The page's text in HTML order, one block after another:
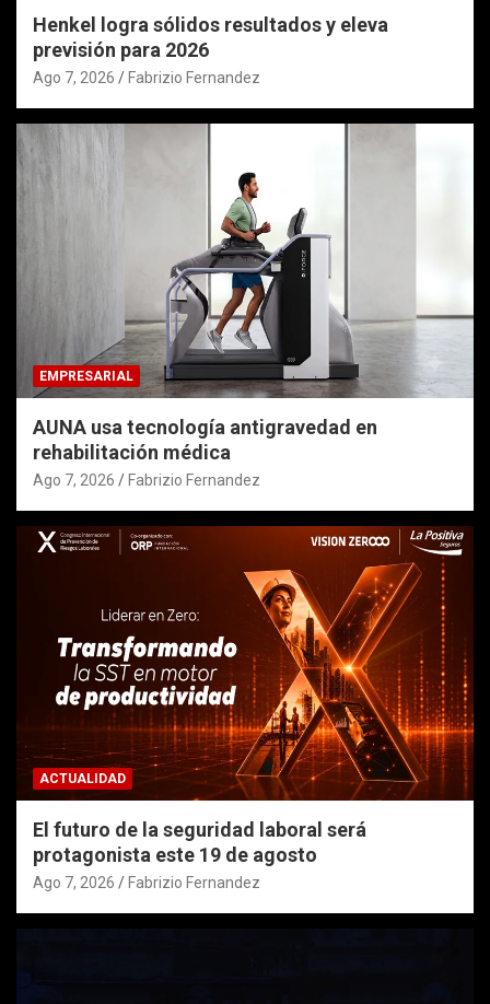
Henkel logra sólidos resultados y eleva
previsión para 2026
Ago 7, 2026 Fabrizio Fernandez
EMPRESARIAL
AUNA usa tecnología antigravedad en
rehabilitación médica
Ago 7, 2026 Fabrizio Fernandez
ACTUALIDAD
El futuro de la seguridad laboral será
protagonista este 19 de agosto
Ago 7, 2026 Fabrizio Fernandez